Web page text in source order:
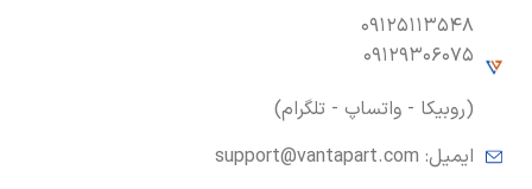
۰۹۱۲۵۱۱۳۵۴۸
۰۹۱۲۹۳۰۶۰۷۵
(روبیکا - واتساپ - تلگرام)
ایمیل: support@vantapart.com